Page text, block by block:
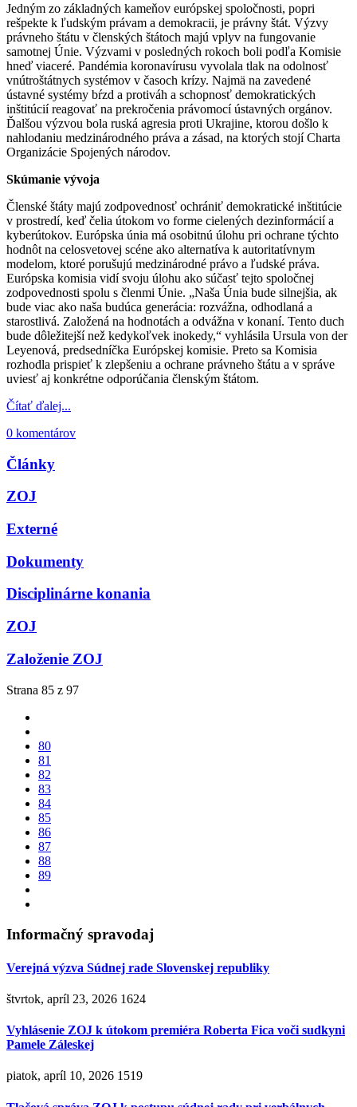
Jedným zo základných kameňov európskej spoločnosti, popri
rešpekte k ľudským právam a demokracii, je právny štát. Výzvy
právneho štátu v členských štátoch majú vplyv na fungovanie
samotnej Únie. Výzvami v posledných rokoch boli podľa Komisie
hneď viaceré. Pandémia koronavírusu vyvolala tlak na odolnosť
vnútroštátnych systémov v časoch krízy. Najmä na zavedené
ústavné systémy bŕzd a protiváh a schopnosť demokratických
inštitúcií reagovať na prekročenia právomocí ústavných orgánov.
Ďalšou výzvou bola ruská agresia proti Ukrajine, ktorou došlo k
nahlodaniu medzinárodného práva a zásad, na ktorých stojí Charta
Organizácie Spojených národov.
Skúmanie vývoja
Členské štáty majú zodpovednosť ochrániť demokratické inštitúcie
v prostredí, keď čelia útokom vo forme cielených dezinformácií a
kyberútokov. Európska únia má osobitnú úlohu pri ochrane týchto
hodnôt na celosvetovej scéne ako alternatíva k autoritatívnym
modelom, ktoré porušujú medzinárodné právo a ľudské práva.
Európska komisia vidí svoju úlohu ako súčasť tejto spoločnej
zodpovednosti spolu s členmi Únie. „Naša Únia bude silnejšia, ak
bude viac ako naša budúca generácia: rozvážna, odhodlaná a
starostlivá. Založená na hodnotách a odvážna v konaní. Tento duch
bude dôležitejší než kedykoľvek inokedy,“ vyhlásila Ursula von der
Leyenová, predsedníčka Európskej komisie. Preto sa Komisia
rozhodla prispieť k zlepšeniu a ochrane právneho štátu a v správe
uviesť aj konkrétne odporúčania členským štátom.
Čítať ďalej...
0 komentárov
Články
ZOJ
Externé
Dokumenty
Disciplinárne konania
ZOJ
Založenie ZOJ
Strana 85 z 97
80
81
82
83
84
85
86
87
88
89
Informačný spravodaj
Verejná výzva Súdnej rade Slovenskej republiky
štvrtok, apríl 23, 2026 1624
Vyhlásenie ZOJ k útokom premiéra Roberta Fica voči sudkyni
Pamele Záleskej
piatok, apríl 10, 2026 1519